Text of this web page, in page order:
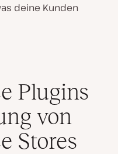
deine Kunden
Plugins
von
Stores